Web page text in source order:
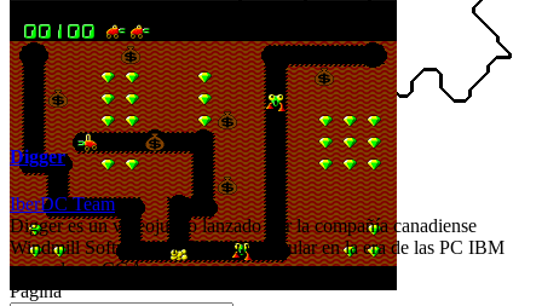
Digger
IberDC Team
Digger es un videojuego lanzado por la compañía canadiense
Windmill Software en 1983, fue popular en la era de las PC IBM
con colores CGA.
Página